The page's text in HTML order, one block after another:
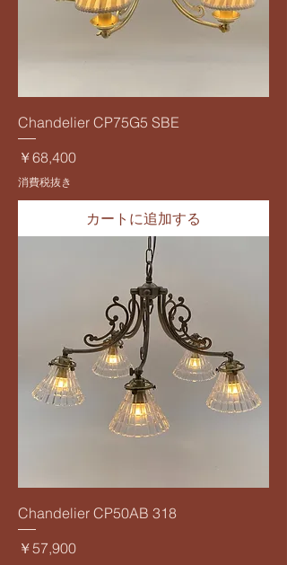
Chandelier CP75G5 SBE
価格
￥68,400
消費税抜き
カートに追加する
Chandelier CP50AB 318
価格
￥57,900